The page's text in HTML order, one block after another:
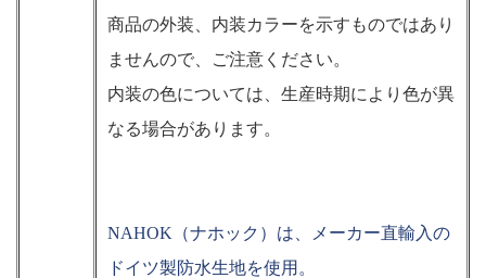
商品の外装、内装カラーを示すものではあり
ませんので、ご注意ください。
内装の色については、生産時期により色が異
なる場合があります。
NAHOK（ナホック）は、メーカー直輸入の
ドイツ製防水生地を使用。